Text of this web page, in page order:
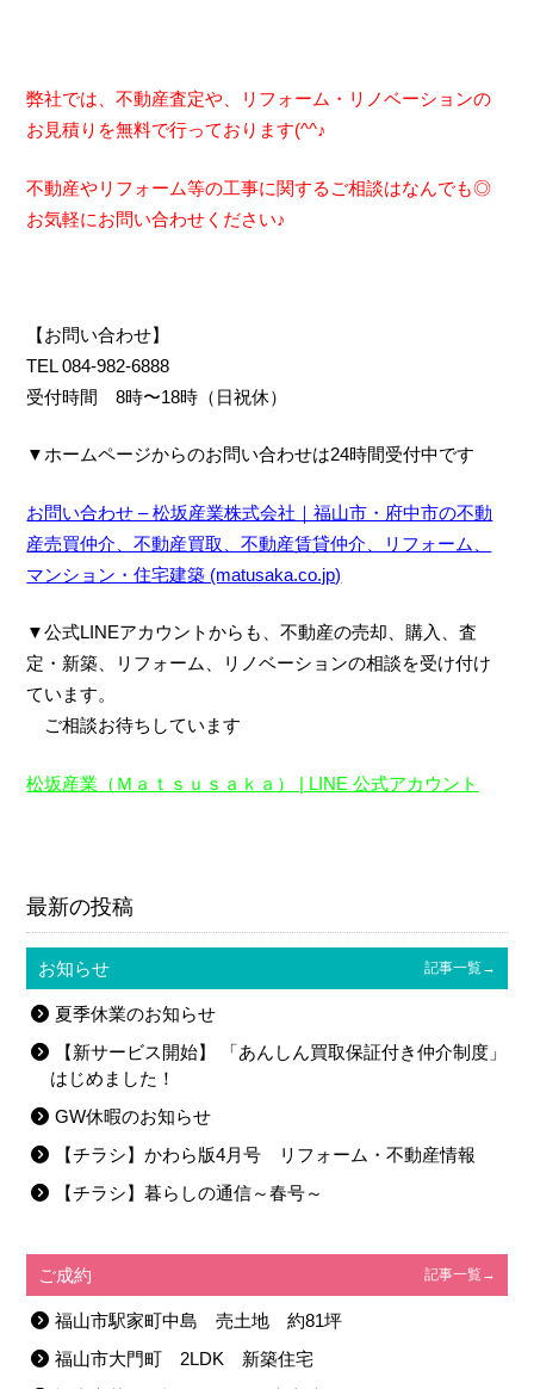
弊社では、不動産査定や、リフォーム・リノベーションの
お見積りを無料で行っております(^^♪
不動産やリフォーム等の工事に関するご相談はなんでも◎
お気軽にお問い合わせください♪
【お問い合わせ】
TEL 084-982-6888
受付時間 8時〜18時（日祝休）
▼ホームページからのお問い合わせは24時間受付中です
お問い合わせ – 松坂産業株式会社｜福山市・府中市の不動
産売買仲介、不動産買取、不動産賃貸仲介、リフォーム、
マンション・住宅建築 (matusaka.co.jp)
▼公式LINEアカウントからも、不動産の売却、購入、査
定・新築、リフォーム、リノベーションの相談を受け付け
ています。
ご相談お待ちしています
松坂産業（Ｍａｔｓｕｓａｋａ） | LINE 公式アカウント
最新の投稿
お知らせ 記事一覧→
夏季休業のお知らせ
【新サービス開始】 「あんしん買取保証付き仲介制度」
はじめました！
GW休暇のお知らせ
【チラシ】かわら版4月号 リフォーム・不動産情報
【チラシ】暮らしの通信～春号～
ご成約 記事一覧→
福山市駅家町中島 売土地 約81坪
福山市大門町 2LDK 新築住宅